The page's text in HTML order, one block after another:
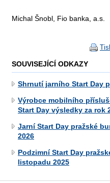
Michal Šnobl, Fio banka, a.s.
SOUVISEJÍCÍ ODKAZY
Shrnutí jarního Start Day
Výrobce mobilního
Start Day výsledky za rok
Jarní Start Day pražské
2026
Podzimní Start Day
listopadu 2025